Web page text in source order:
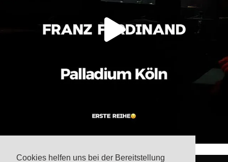
Cookies helfen uns bei der Bereitstellung